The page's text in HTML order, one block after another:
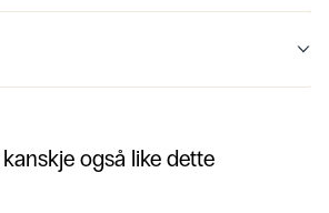
også like dette